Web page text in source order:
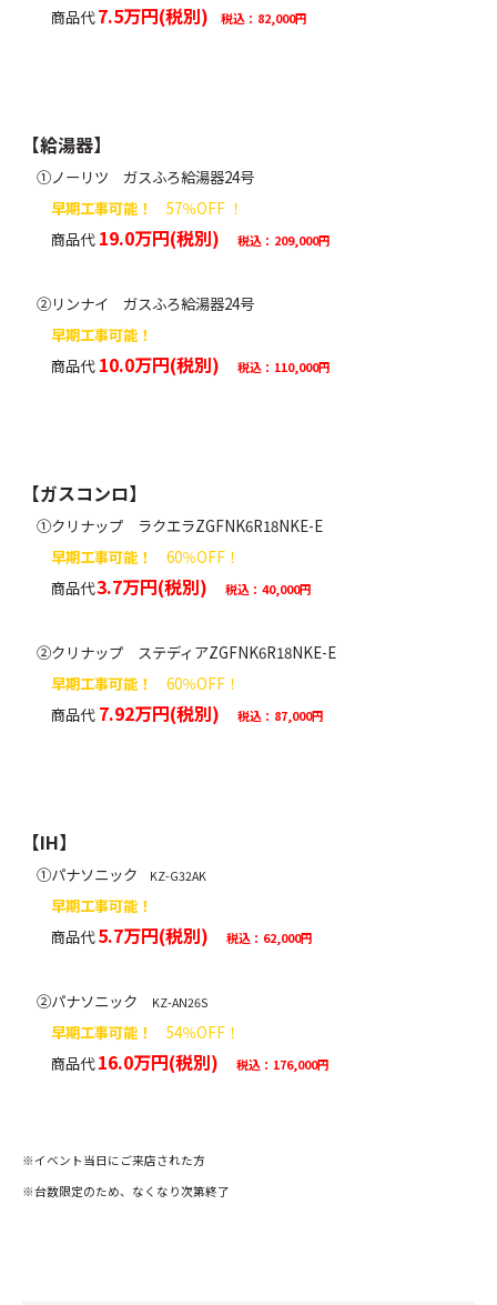
商品代7.5万円(税別) 税込：82,000円
【給湯器】
①ノーリツ ガスふろ給湯器24号
早期工事可能！
57％OFF ！
商品代 19.0万円(税別) 税込：209,000円
②リンナイ ガスふろ給湯器24号
早期工事可能！
商品代 10.0万円(税別) 税込：110,000円
【ガスコンロ】
①クリナップ ラクエラZGFNK6R18NKE-E
早期工事可能！ 60％OFF！
商品代3.7万円(税別) 税込：40,000円
②クリナップ ステディアZGFNK6R18NKE-E
早期工事可能！
60％OFF！
商品代 7.92万円(税別) 税込：87,000円
【IH】
①パナソニック KZ-G32AK
早期工事可能！
商品代5.7万円(税別) 税込：62,000円
②パナソニック KZ-AN26S
早期工事可能！
54％OFF！
商品代 16.0万円(税別) 税込：176,000円
※イベント当日にご来店された方
※台数限定のため、なくなり次第終了